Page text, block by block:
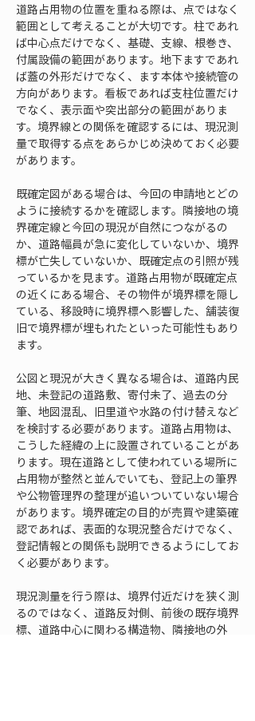
道路占用物の位置を重ねる際は、点ではなく
範囲として考えることが大切です。柱であれ
ば中心点だけでなく、基礎、支線、根巻き、
付属設備の範囲があります。地下ますであれ
ば蓋の外形だけでなく、ます本体や接続管の
方向があります。看板であれば支柱位置だけ
でなく、表示面や突出部分の範囲がありま
す。境界線との関係を確認するには、現況測
量で取得する点をあらかじめ決めておく必要
があります。
既確定図がある場合は、今回の申請地とどの
ように接続するかを確認します。隣接地の境
界確定線と今回の現況が自然につながるの
か、道路幅員が急に変化していないか、境界
標が亡失していないか、既確定点の引照が残
っているかを見ます。道路占用物が既確定点
の近くにある場合、その物件が境界標を隠し
ている、移設時に境界標へ影響した、舗装復
旧で境界標が埋もれたといった可能性もあり
ます。
公図と現況が大きく異なる場合は、道路内民
地、未登記の道路敷、寄付未了、過去の分
筆、地図混乱、旧里道や水路の付け替えなど
を検討する必要があります。道路占用物は、
こうした経緯の上に設置されていることがあ
ります。現在道路として使われている場所に
占用物が整然と並んでいても、登記上の筆界
や公物管理界の整理が追いついていない場合
があります。境界確定の目的が売買や建築確
認であれば、表面的な現況整合だけでなく、
登記情報との関係も説明できるようにしてお
く必要があります。
現況測量を行う際は、境界付近だけを狭く測
るのではなく、道路反対側、前後の既存境界
標、道路中心に関わる構造物、隣接地の外